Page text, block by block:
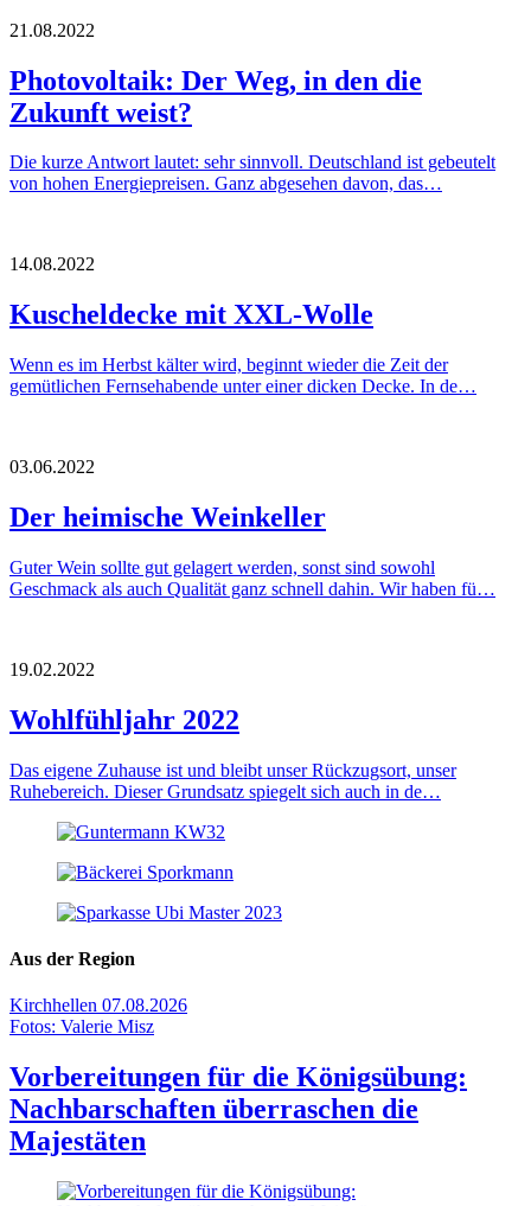
21.08.2022
Photovoltaik: Der Weg, in den die
Zukunft weist?
Die kurze Antwort lautet: sehr sinnvoll. Deutschland ist gebeutelt
von hohen Energiepreisen. Ganz abgesehen davon, das…
14.08.2022
Kuscheldecke mit XXL-Wolle
Wenn es im Herbst kälter wird, beginnt wieder die Zeit der
gemütlichen Fernsehabende unter einer dicken Decke. In de…
03.06.2022
Der heimische Weinkeller
Guter Wein sollte gut gelagert werden, sonst sind sowohl
Geschmack als auch Qualität ganz schnell dahin. Wir haben fü…
19.02.2022
Wohlfühljahr 2022
Das eigene Zuhause ist und bleibt unser Rückzugsort, unser
Ruhebereich. Dieser Grundsatz spiegelt sich auch in de…
Aus der Region
Kirchhellen 07.08.2026
Fotos: Valerie Misz
Vorbereitungen für die Königsübung:
Nachbarschaften überraschen die
Majestäten